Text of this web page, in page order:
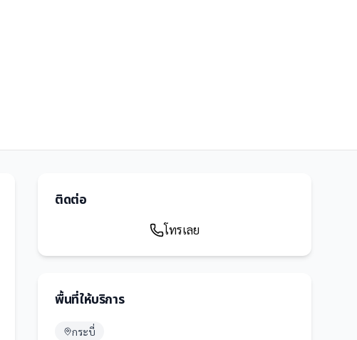
ติดต่อ
โทรเลย
พื้นที่ให้บริการ
กระบี่